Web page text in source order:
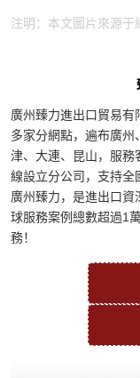
注明：本文圖片來源于
廣州臻力進出口貿易
多家分網點，遍布廣
津、大連、昆山，服務
線設立分公司，支持全
廣州臻力，是進出口
球服務案例總數超過1
務！